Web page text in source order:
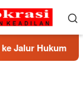
Kemnaker